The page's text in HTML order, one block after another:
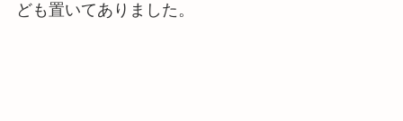
ども置いてありました。